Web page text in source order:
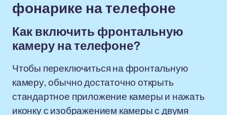
фонарике на телефоне
Как включить фронтальную
камеру на телефоне?
Чтобы переключиться на фронтальную
камеру, обычно достаточно открыть
стандартное приложение камеры и нажать
иконку с изображением камеры с двумя